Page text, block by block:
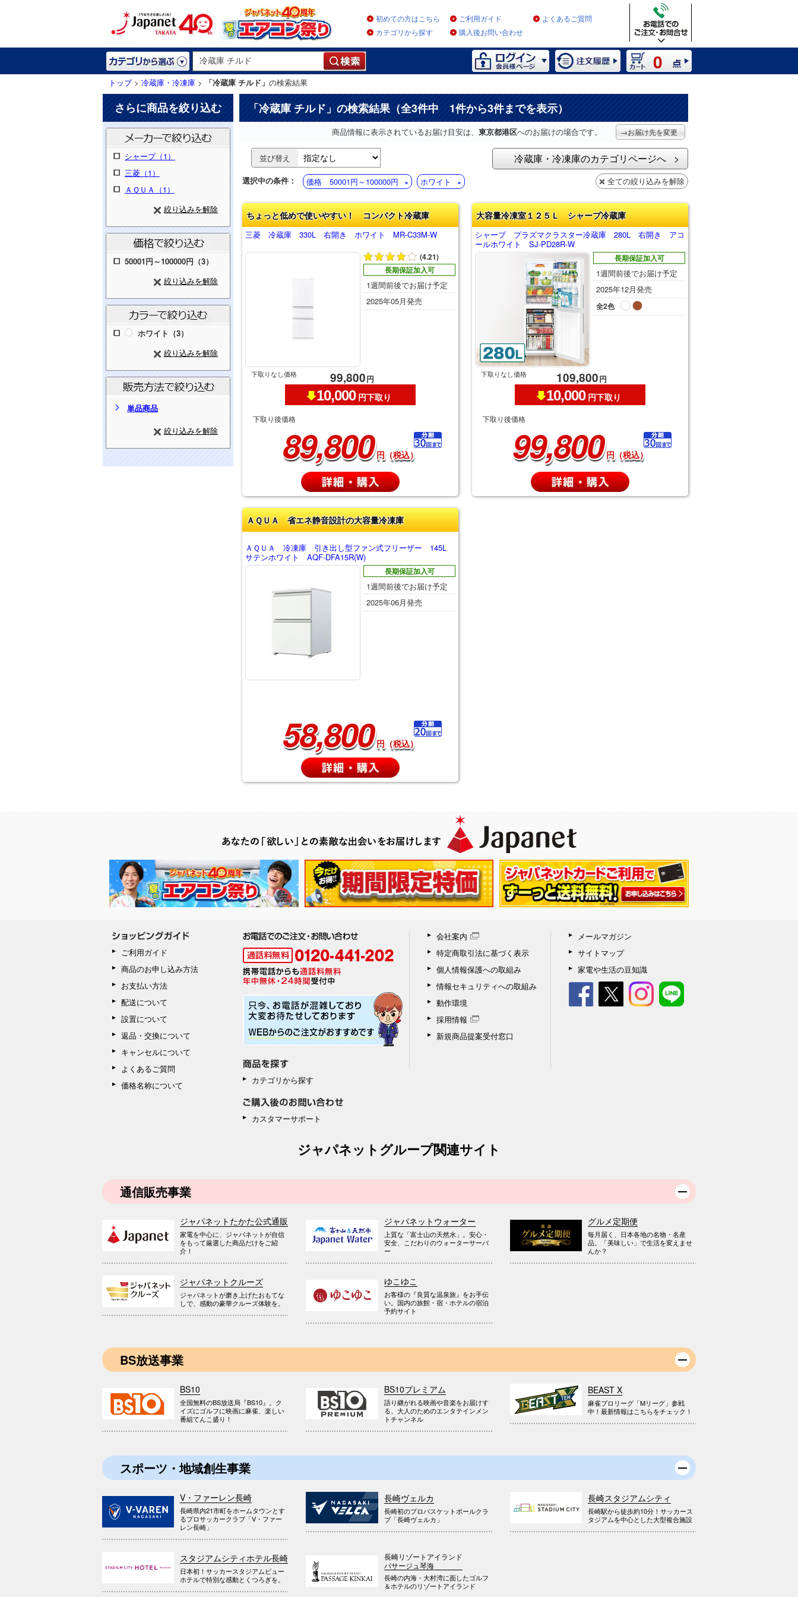
初めての方はこちら ご利用ガイド
よくあるご質問
カテゴリから探す
購入後お問い合わせ
0
トップ> 冷蔵庫・冷凍庫 > 「冷蔵庫 チルド」 の検索結果
さらに商品を絞り込む
シャープ（1）
三菱（1）
ＡＱＵＡ（1）
絞り込みを解除
50001円～100000円（3）
絞り込みを解除
ホワイト（3）
絞り込みを解除
単品商品
絞り込みを解除
「冷蔵庫 チルド 」の検索結果（全3件中 1件から3件までを表示）
商品情報に表示されているお届け目安は、 東京都港区へのお届けの場合です。 →お届け先を変更
並び替え 冷蔵庫・冷凍庫のカテゴリページへ
選択中の条件： 価格 50001円～100000円 ホワイト 全ての絞り込みを解除
ちょっと低めで使いやすい！ コンパクト冷蔵庫
三菱 冷蔵庫 330L 右開き ホワイト MR-C33M-W
(4.21)
長期保証加入可
1週間前後でお届け予定
2025年05月発売
下取りなし価格 99,800円
10,000 円下取り
下取り後価格
89,800 円（税込）
大容量冷凍室１２５Ｌ シャープ冷蔵庫
シャープ プラズマクラスター冷蔵庫 280L 右開き アコ
ールホワイト SJ-PD28R-W
長期保証加入可
1週間前後でお届け予定
2025年12月発売
全2色
下取りなし価格 109,800円
10,000 円下取り
下取り後価格
99,800 円（税込）
ＡＱＵＡ 省エネ静音設計の大容量冷凍庫
ＡＱＵＡ 冷凍庫 引き出し型ファン式フリーザー 145L
サテンホワイト AQF-DFA15R(W)
長期保証加入可
1週間前後でお届け予定
2025年06月発売
58,800 円（税込）
ご利用ガイド
商品のお申し込み方法
お支払い方法
配送について
設置について
返品・交換について
キャンセルについて
よくあるご質問
価格名称について
カテゴリから探す
カスタマーサポート
会社案内
特定商取引法に基づく表示
個人情報保護への取組み
情報セキュリティへの取組み
動作環境
採用情報
新規商品提案受付窓口
メールマガジン
サイトマップ
家電や生活の豆知識
ジャパネットグループ関連サイト
通信販売事業
ジャパネットたかた公式通販
家電を中心に、ジャパネットが自信
をもって厳選した商品だけをご紹
介！
ジャパネットウォーター
上質な「富士山の天然水」。安心・
安全、こだわりのウォーターサーバ
ー
グルメ定期便
毎月届く、日本各地の名物・名産
品。「美味しい」で生活を変えませ
んか？
ジャパネットクルーズ
ジャパネットが磨き上げたおもてな
しで、感動の豪華クルーズ体験を。
ゆこゆこ
お客様の『良質な温泉旅』をお手伝
い。国内の旅館・宿・ホテルの宿泊
予約サイト
BS放送事業
BS10
全国無料のBS放送局『BS10』。ク
イズにゴルフに映画に麻雀、楽しい
番組てんこ盛り！
BS10プレミアム
語り継がれる映画や音楽をお届けす
る、大人のためのエンタテインメン
トチャンネル
BEAST X
麻雀プロリーグ「Mリーグ」参戦
中！最新情報はこちらをチェック！
スポーツ・地域創生事業
V・ファーレン長崎
長崎県内21市町をホームタウンとす
るプロサッカークラブ「V・ファー
レン長崎」
長崎ヴェルカ
長崎初のプロバスケットボールクラ
ブ「長崎ヴェルカ」
長崎スタジアムシティ
長崎駅から徒歩約10分！サッカース
タジアムを中心とした大型複合施設
スタジアムシティホテル長崎
日本初！サッカースタジアムビュー
ホテルで特別な感動とくつろぎを。
長崎リゾートアイランド
パサージュ琴海
長崎の内海・大村湾に面したゴルフ
＆ホテルのリゾートアイランド